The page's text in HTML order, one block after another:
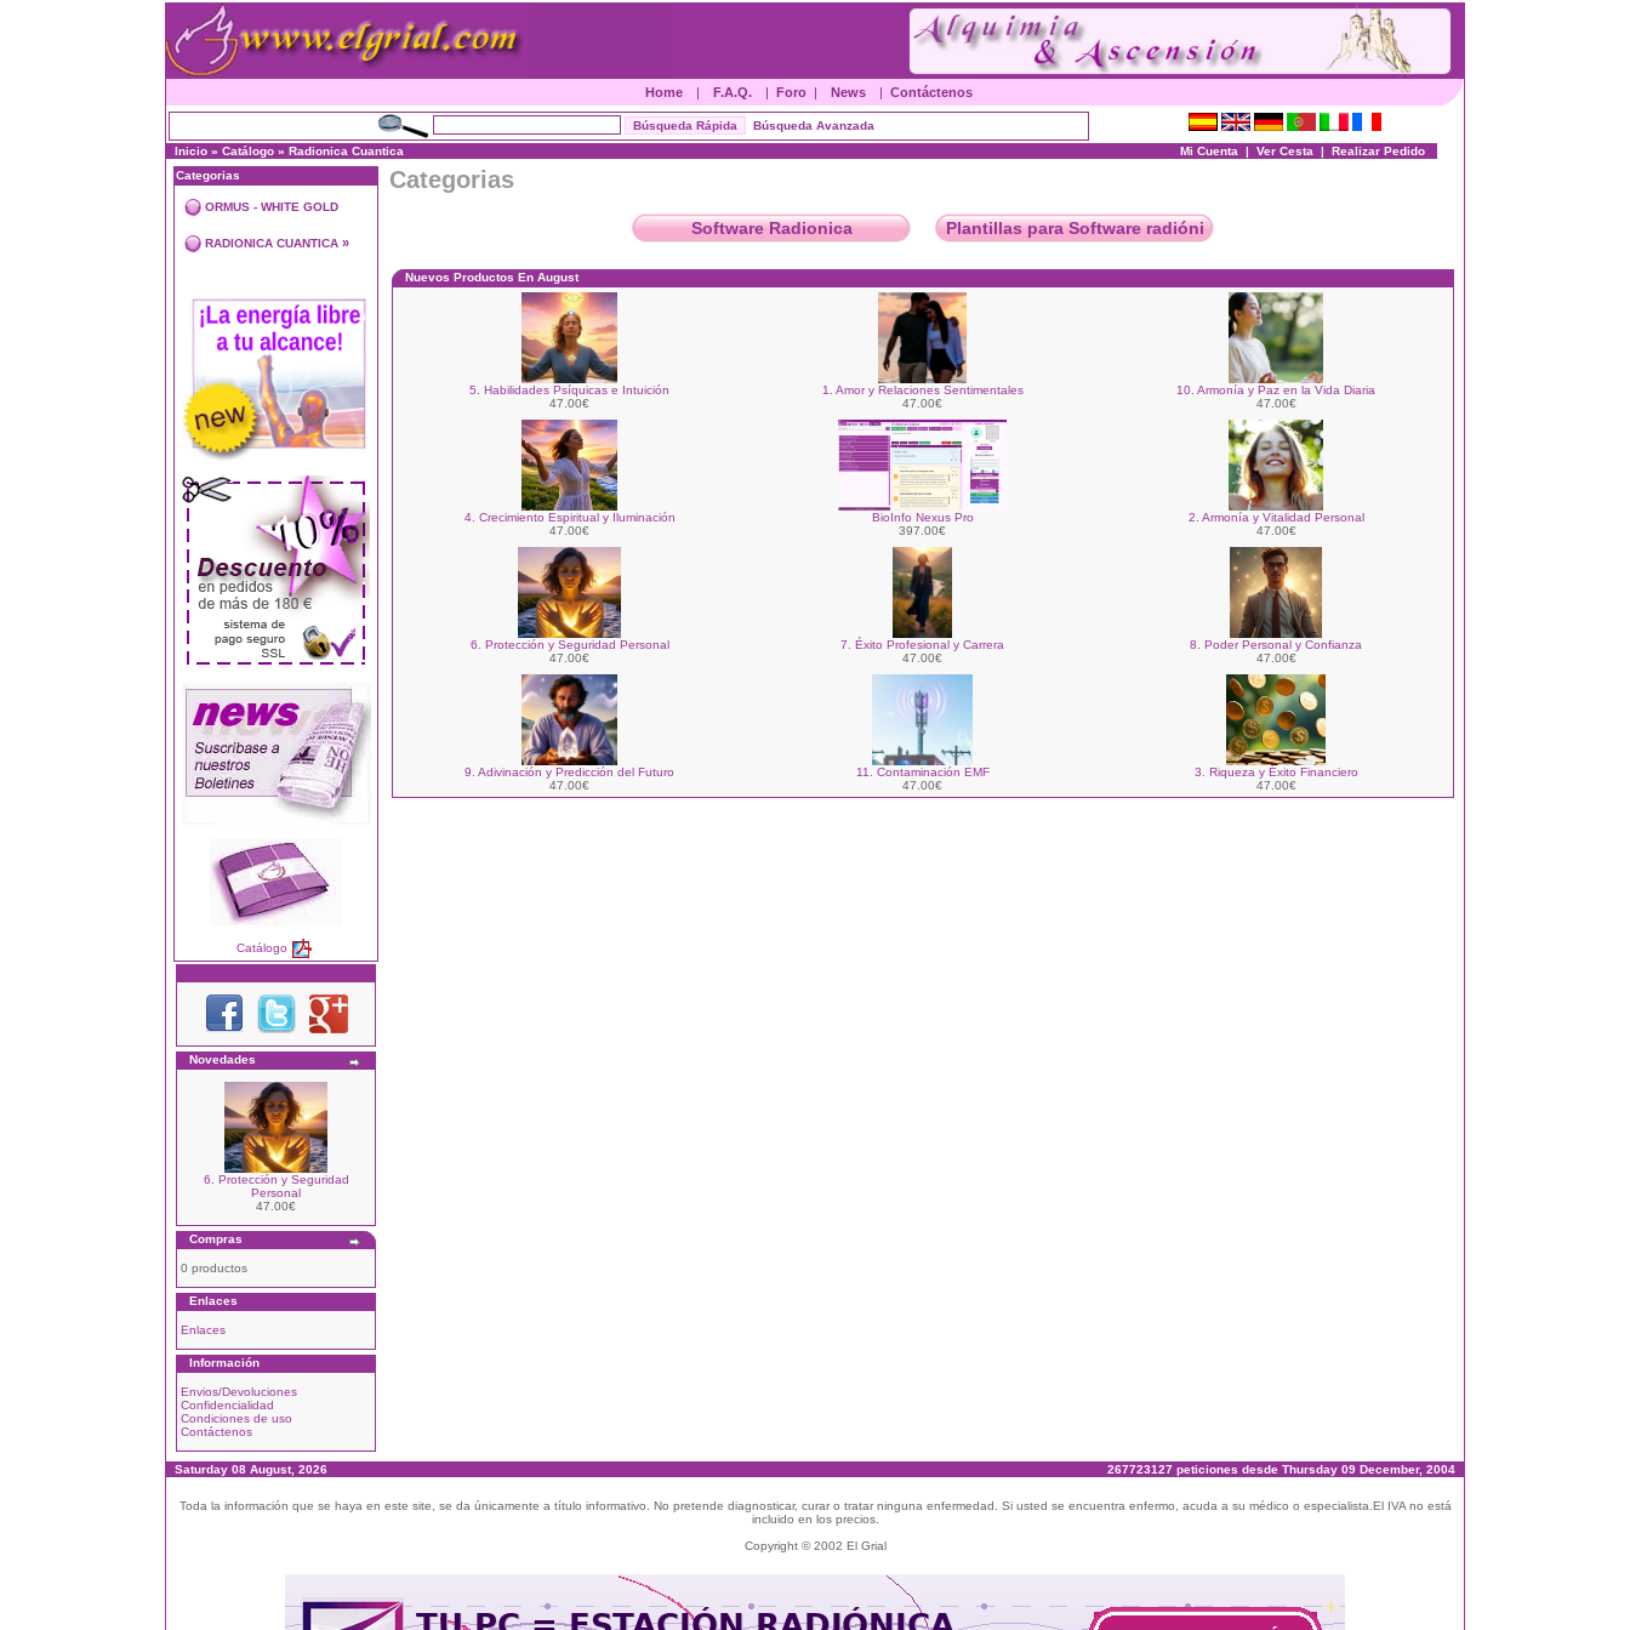
Home | F.A.Q. | Foro| News | Contáctenos
Búsqueda Avanzada
Inicio » Catálogo » Radionica Cuantica Mi Cuenta | Ver Cesta | Realizar Pedido
Categorias
ORMUS - WHITE GOLD
RADIONICA CUANTICA »
Catálogo
Novedades
6. Protección y Seguridad
Personal
47.00€
Compras
0 productos
Enlaces
Enlaces
Información
Envios/Devoluciones
Confidencialidad
Condiciones de uso
Contáctenos
Categorias
Software Radionica Plantillas para Software radióni
Nuevos Productos En August
5. Habilidades Psíquicas e Intuición
47.00€
1. Amor y Relaciones Sentimentales
47.00€
10. Armonía y Paz en la Vida Diaria
47.00€
4. Crecimiento Espiritual y Iluminación
47.00€
BioInfo Nexus Pro
397.00€
2. Armonía y Vitalidad Personal
47.00€
6. Protección y Seguridad Personal
47.00€
7. Éxito Profesional y Carrera
47.00€
8. Poder Personal y Confianza
47.00€
9. Adivinación y Predicción del Futuro
47.00€
11. Contaminación EMF
47.00€
3. Riqueza y Éxito Financiero
47.00€
Saturday 08 August, 2026 267723127 peticiones desde Thursday 09 December, 2004
Toda la información que se haya en este site, se da únicamente a título informativo. No pretende diagnosticar, curar o tratar ninguna enfermedad. Si usted se encuentra enfermo, acuda a su médico o especialista.El IVA no está
incluido en los precios.
Copyright © 2002 El Grial